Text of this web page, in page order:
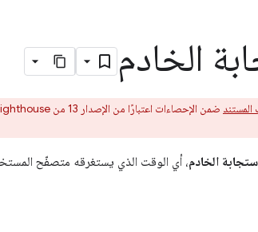
الخادم
ضمن الإحصاءات اعتبارًا من الإصدار 13 من Lighthouse. لمزيد من المعلومات، اطّلِع على
الخادم، أي الوقت الذي يستغرقه متصفّح